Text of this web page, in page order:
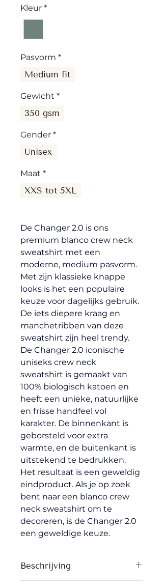
Kleur *
Pasvorm *
Medium fit
Gewicht *
350 gsm
Gender *
Unisex
Maat *
XXS tot 5XL
De Changer 2.0 is ons
premium blanco crew neck
sweatshirt met een
moderne, medium pasvorm.
Met zijn klassieke knappe
looks is het een populaire
keuze voor dagelijks gebruik.
De iets diepere kraag en
manchetribben van deze
sweatshirt zijn heel trendy.
De Changer 2.0 iconische
uniseks crew neck
sweatshirt is gemaakt van
100% biologisch katoen en
heeft een unieke, natuurlijke
en frisse handfeel vol
karakter. De binnenkant is
geborsteld voor extra
warmte, en de buitenkant is
uitstekend te bedrukken.
Het resultaat is een geweldig
eindproduct. Als je op zoek
bent naar een blanco crew
neck sweatshirt om te
decoreren, is de Changer 2.0
een geweldige keuze.
Beschrijving